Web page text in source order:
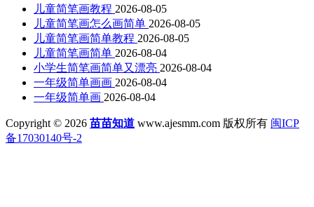
儿童简笔画教程 2026-08-05
儿童简笔画怎么画简单 2026-08-05
儿童简笔画简单教程 2026-08-05
儿童简笔画简单 2026-08-04
小学生简笔画简单又漂亮 2026-08-04
一年级简单画画 2026-08-04
一年级简单画 2026-08-04
Copyright © 2026 苗苗知道 www.ajesmm.com 版权所有 闽ICP
备17030140号-2